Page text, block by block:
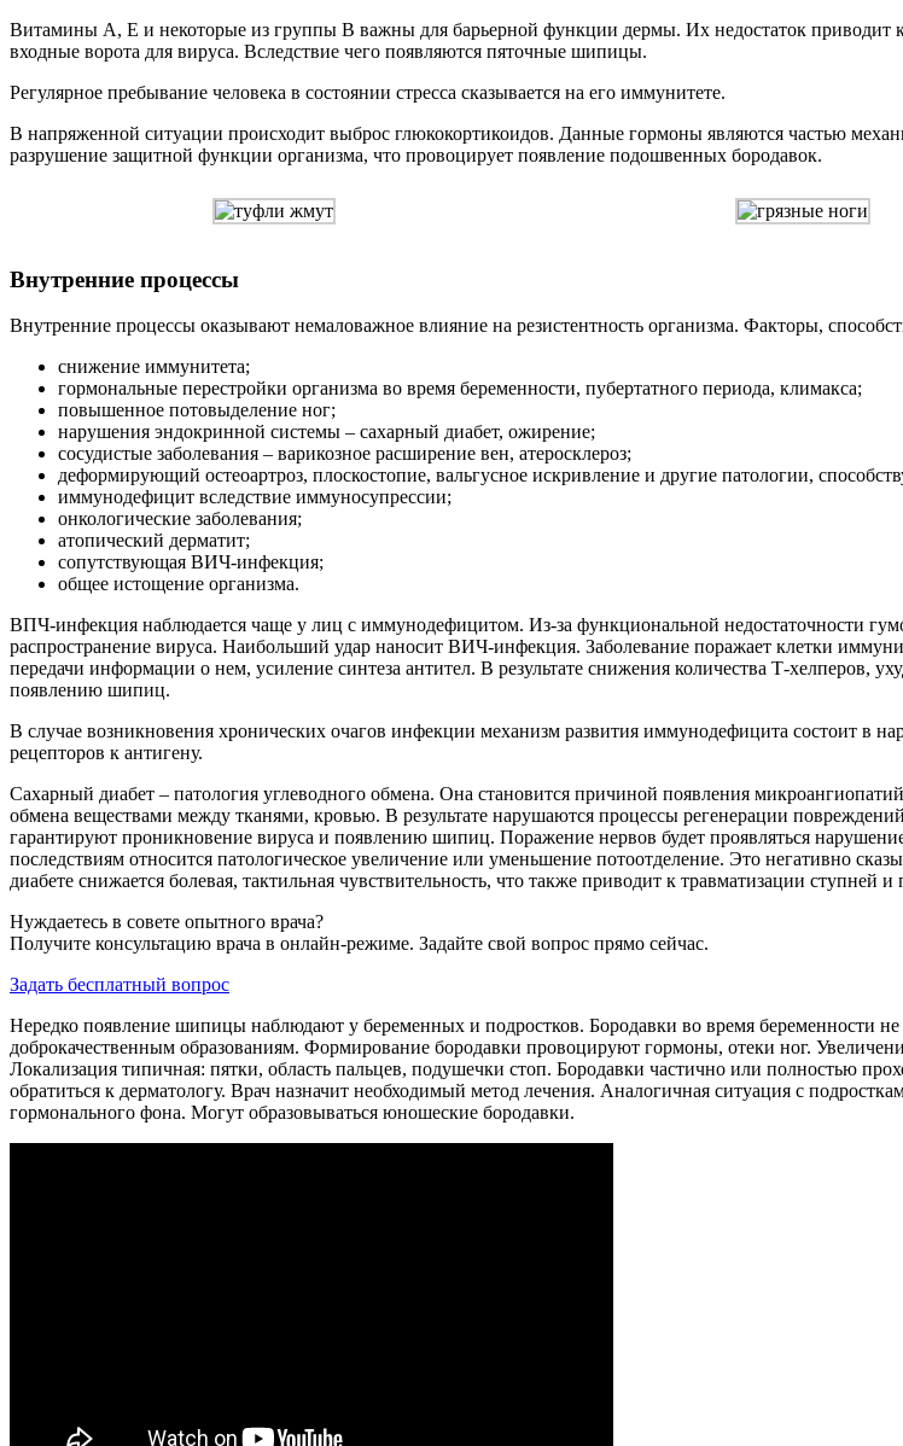
Витамины А, Е и некоторые из группы В важны для барьерной функции дермы. Их недостаток приводит
входные ворота для вируса. Вследствие чего появляются пяточные шипицы.
Регулярное пребывание человека в состоянии стресса сказывается на его иммунитете.
В напряженной ситуации происходит выброс глюкокортикоидов. Данные гормоны являются частью
разрушение защитной функции организма, что провоцирует появление подошвенных бородавок.
Внутренние процессы
Внутренние процессы оказывают немаловажное влияние на резистентность организма. Факторы,
снижение иммунитета;
гормональные перестройки организма во время беременности, пубертатного периода, климакса;
повышенное потовыделение ног;
нарушения эндокринной системы – сахарный диабет, ожирение;
сосудистые заболевания – варикозное расширение вен, атеросклероз;
деформирующий остеоартроз, плоскостопие, вальгусное искривление и другие патологии,
иммунодефицит вследствие иммуносупрессии;
онкологические заболевания;
атопический дерматит;
сопутствующая ВИЧ-инфекция;
общее истощение организма.
ВПЧ-инфекция наблюдается чаще у лиц с иммунодефицитом. Из-за функциональной недостаточности
распространение вируса. Наибольший удар наносит ВИЧ-инфекция. Заболевание поражает клетки
передачи информации о нем, усиление синтеза антител. В результате снижения количества Т-хелперов,
появлению шипиц.
В случае возникновения хронических очагов инфекции механизм развития иммунодефицита состоит
рецепторов к антигену.
Сахарный диабет – патология углеводного обмена. Она становится причиной появления
обмена веществами между тканями, кровью. В результате нарушаются процессы регенерации
гарантируют проникновение вируса и появлению шипиц. Поражение нервов будет проявляться
последствиям относится патологическое увеличение или уменьшение потоотделение. Это негативно
диабете снижается болевая, тактильная чувствительность, что также приводит к травматизации
Нуждаетесь в совете опытного врача?
Получите консультацию врача в онлайн-режиме. Задайте свой вопрос прямо сейчас.
Задать бесплатный вопрос
Нередко появление шипицы наблюдают у беременных и подростков. Бородавки во время беременности
доброкачественным образованиям. Формирование бородавки провоцируют гормоны, отеки ног.
Локализация типичная: пятки, область пальцев, подушечки стоп. Бородавки частично или полностью
обратиться к дерматологу. Врач назначит необходимый метод лечения. Аналогичная ситуация с
гормонального фона. Могут образовываться юношеские бородавки.